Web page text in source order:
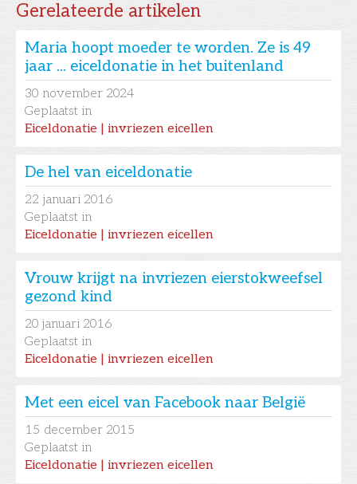
Gerelateerde artikelen
Maria hoopt moeder te worden. Ze is 49
jaar ... eiceldonatie in het buitenland
30 november 2024
Geplaatst in
Eiceldonatie | invriezen eicellen
De hel van eiceldonatie
22 januari 2016
Geplaatst in
Eiceldonatie | invriezen eicellen
Vrouw krijgt na invriezen eierstokweefsel
gezond kind
20 januari 2016
Geplaatst in
Eiceldonatie | invriezen eicellen
Met een eicel van Facebook naar België
15 december 2015
Geplaatst in
Eiceldonatie | invriezen eicellen